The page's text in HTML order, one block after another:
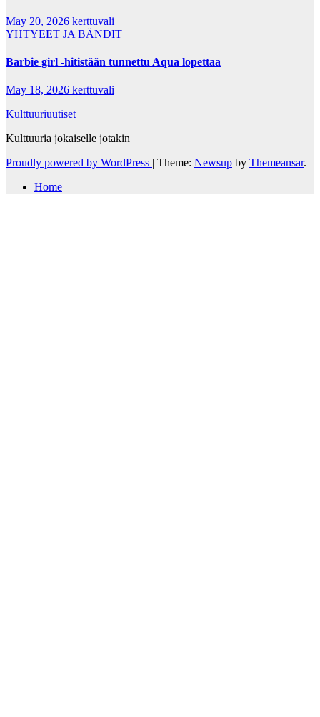
May 20, 2026 kerttuvali
YHTYEET JA BÄNDIT
Barbie girl -hitistään tunnettu Aqua lopettaa
May 18, 2026 kerttuvali
Kulttuuriuutiset
Kulttuuria jokaiselle jotakin
Proudly powered by WordPress | Theme: Newsup by Themeansar.
Home